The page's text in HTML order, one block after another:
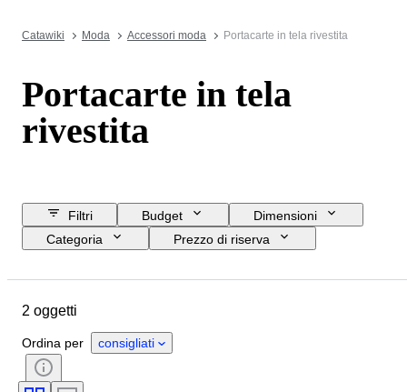
Catawiki Moda Accessori moda Portacarte in tela rivestita
Portacarte in tela
rivestita
Filtri Budget
Dimensioni
Categoria
Prezzo di riserva
Paese d’origine
Condizioni
2 oggetti
Ordina per consigliati